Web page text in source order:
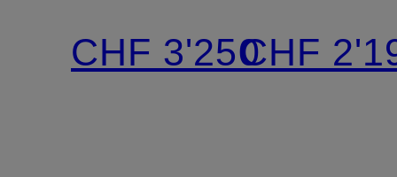
SMALL
CHF 3'250
CITY
BAG
CHF